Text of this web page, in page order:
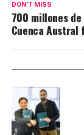
DON'T MISS
700 millones
Cuenca